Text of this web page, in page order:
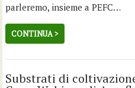
parleremo, insieme a PEFC…
CONTINUA >
Substrati di